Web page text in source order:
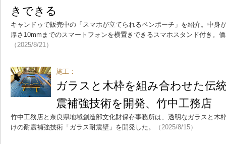
きできる
キャンドゥで販売中の「スマホが立てられるペンポーチ」を紹介。中身
厚さ10mmまでのスマートフォンを横置きできるスマホスタンド付き。
（2025/8/21）
施工：
ガラスと木枠を組み合わせた伝
震補強技術を開発、竹中工務店
竹中工務店と奈良県地域創造部文化財保存事務所は、透明なガラスと木
けの耐震補強技術「ガラス耐震壁」を開発した。
（2025/8/15）